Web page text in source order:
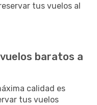
tus vuelos al
baratos a
calidad es
tus vuelos